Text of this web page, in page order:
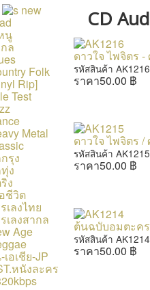
นู
ล
Folk
Rip]
Test
Metal
รุง
ง
ง
ชีวิต
เลงไทย
เลงสากล
Age
อเชีย-JP
หนังละคร
CD
ดาวใจ ไพจิตร
รหัสสินค้า AK1216
ราคา50.00 ฿
ดาวใจ ไพจิตร
รหัสสินค้า AK1215
ราคา50.00 ฿
ต้นฉบับอมตะคร
รหัสสินค้า AK1214
ราคา50.00 ฿